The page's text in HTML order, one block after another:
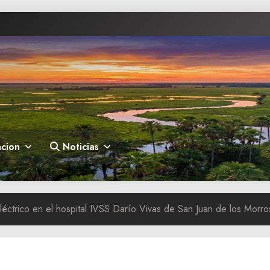
Noticias
en el hospital IVSS Darío Vivas de San Juan de los